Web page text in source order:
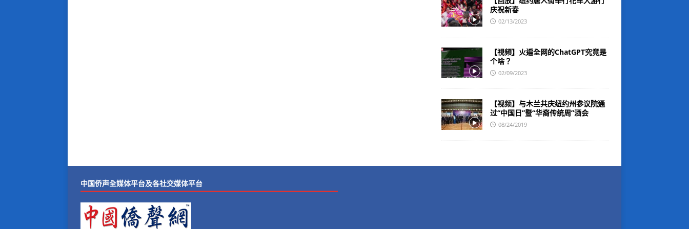
庆祝新春
02/13/2023
【視頻】火遍全网的ChatGPT究竟是
个啥？
02/09/2023
【视频】与木兰共庆纽约州参议院通
过“中国日”暨“华裔传统周”酒会
08/24/2019
中国侨声全媒体平台及各社交媒体平台